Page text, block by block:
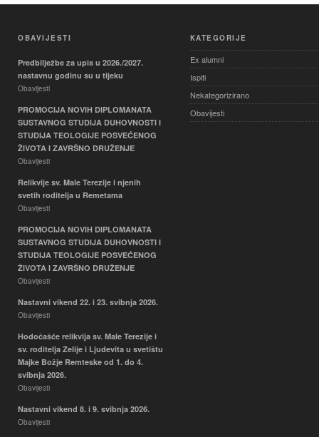
OBAVIJESTI
Predbilježbe za upis u 2026./2027.
nastavnu godinu su u tijeku
Obavijesti
PROMOCIJA NOVIH DIPLOMANATA
SUSTAVNOG STUDIJA DUHOVNOSTI I
STUDIJA TEOLOGIJE POSVEĆENOG
ŽIVOTA I ZAVRŠNO DRUŽENJE
Obavijesti
Relikvije sv. Male Terezije i njenih
svetih roditelja u Remetama
Obavijesti
PROMOCIJA NOVIH DIPLOMANATA
SUSTAVNOG STUDIJA DUHOVNOSTI I
STUDIJA TEOLOGIJE POSVEĆENOG
ŽIVOTA I ZAVRŠNO DRUŽENJE
Obavijesti
Nastavni vikend 22. i 23. svibnja 2026.
Obavijesti
Hodočašće relikvija sv. Male Terezije i
sv. roditelja Zelije i Ljudevita u svetištu
Majke Božje Remteske od 1. do 4.
svibnja 2026.
Obavijesti
Nastavni vikend 8. i 9. svibnja 2026.
Obavijesti
KATEGORIJE
Ex alumni
Ispiti
Nekategorizirano
Obavijesti